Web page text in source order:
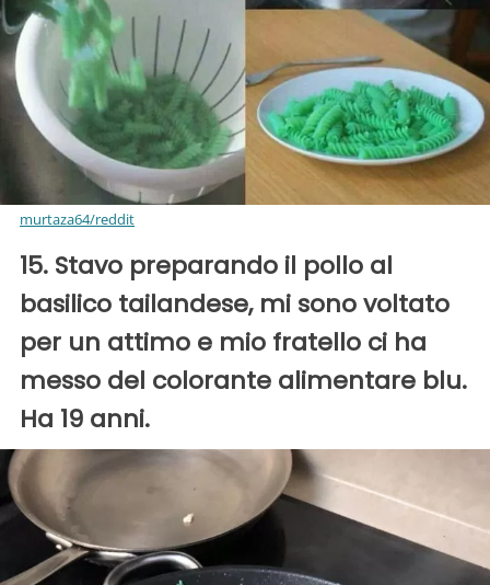
murtaza64/reddit
15. Stavo preparando il pollo al
basilico tailandese, mi sono voltato
per un attimo e mio fratello ci ha
messo del colorante alimentare blu.
Ha 19 anni.